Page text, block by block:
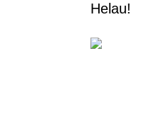
Helau!